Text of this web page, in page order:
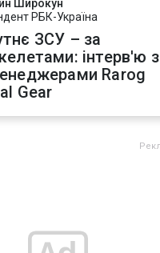
Широкун
РБК-Україна
ЗСУ – за
інтерв'ю з
Rarog
Gear